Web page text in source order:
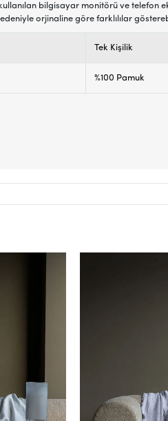
bilgisayar monitörü ve telefon
orjinaline göre farklılılar
Tek Kişilik
%100 Pamuk